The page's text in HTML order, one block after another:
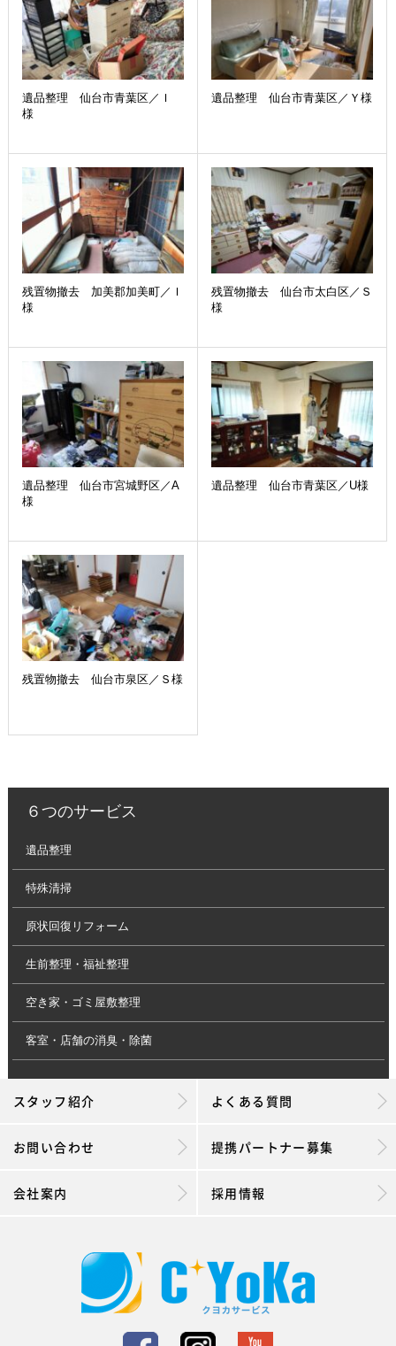
遺品整理 仙台市青葉区／Ｉ
様
遺品整理 仙台市青葉区／Ｙ様
残置物撤去 加美郡加美町／Ｉ
様
残置物撤去 仙台市太白区／Ｓ
様
遺品整理 仙台市宮城野区／A
様
遺品整理 仙台市青葉区／U様
残置物撤去 仙台市泉区／Ｓ様
６つのサービス
遺品整理
特殊清掃
原状回復リフォーム
生前整理・福祉整理
空き家・ゴミ屋敷整理
客室・店舗の消臭・除菌
スタッフ紹介 よくある質問
お問い合わせ 提携パートナー募集
会社案内 採用情報